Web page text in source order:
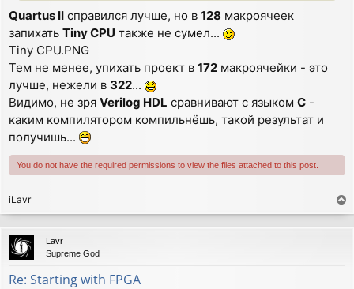
Quartus II справился лучше, но в 128 макроячеек
запихать Tiny CPU также не сумел...
Tiny CPU.PNG
Тем не менее, упихать проект в 172 макроячейки - это
лучше, нежели в 322...
Видимо, не зря Verilog HDL сравнивают с языком С -
каким компилятором компильнёшь, такой результат и
получишь...
You do not have the required permissions to view the files attached to this post.
iLavr
o
p
Lavr
Supreme God
Re: Starting with FPGA